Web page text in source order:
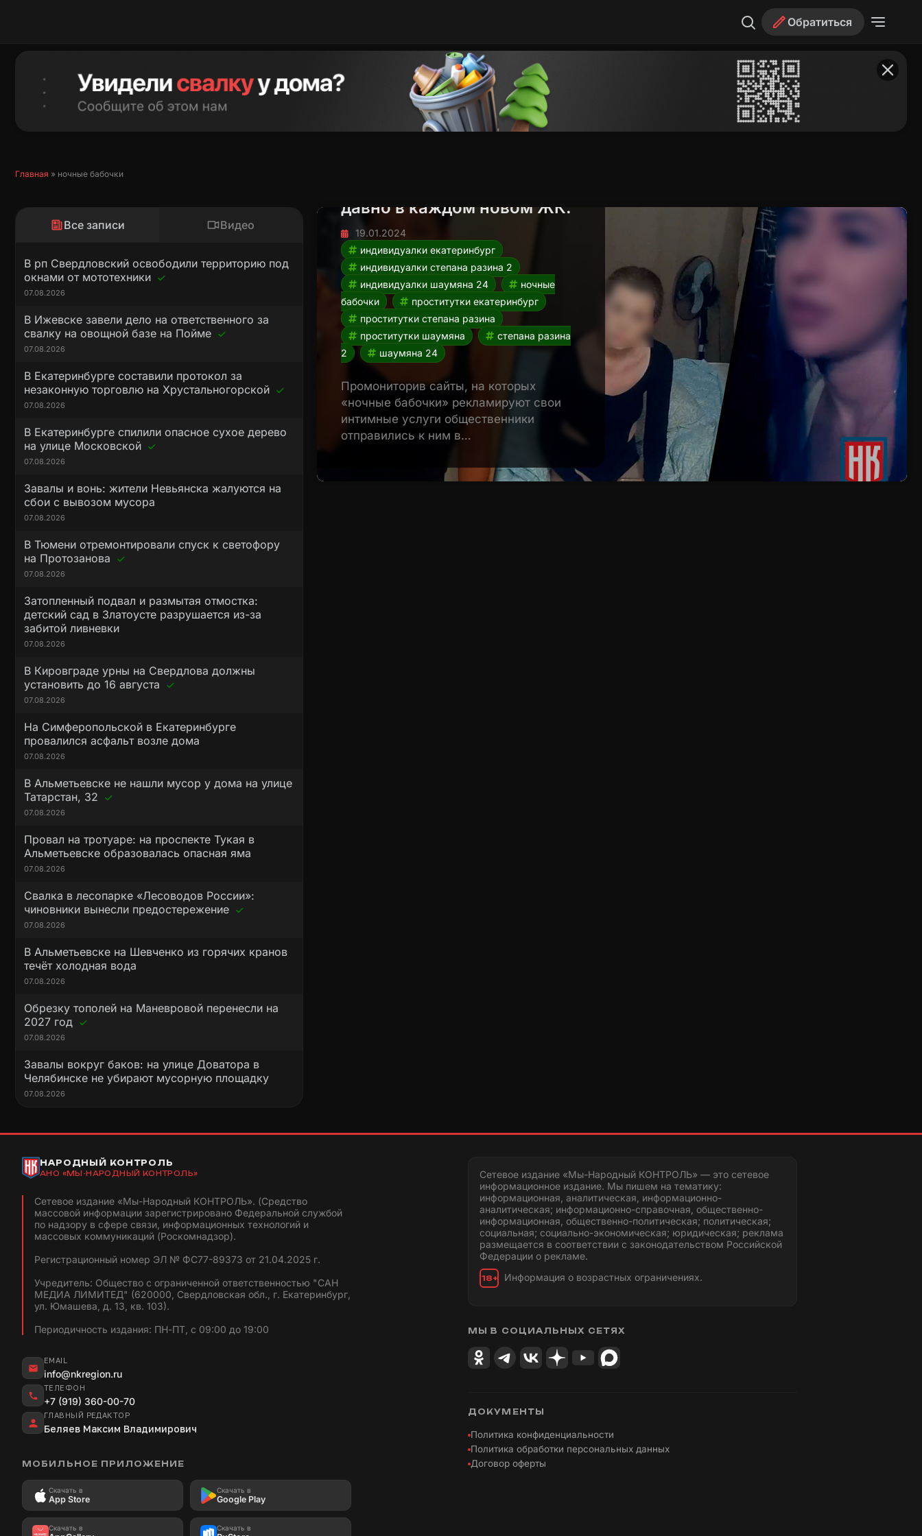
Обратиться
Главная » ночные бабочки
Все записи Видео
В рп Свердловский освободили территорию под
окнами от мототехники
07.08.2026
В Ижевске завели дело на ответственного за
свалку на овощной базе на Пойме
07.08.2026
В Екатеринбурге составили протокол за
незаконную торговлю на Хрустальногорской
07.08.2026
В Екатеринбурге спилили опасное сухое дерево
на улице Московской
07.08.2026
Завалы и вонь: жители Невьянска жалуются на
сбои с вывозом мусора
07.08.2026
В Тюмени отремонтировали спуск к светофору
на Протозанова
07.08.2026
Затопленный подвал и размытая отмостка:
детский сад в Златоусте разрушается из-за
забитой ливневки
07.08.2026
В Кировграде урны на Свердлова должны
установить до 16 августа
07.08.2026
На Симферопольской в Екатеринбурге
провалился асфальт возле дома
07.08.2026
В Альметьевске не нашли мусор у дома на улице
Татарстан, 32
07.08.2026
Провал на тротуаре: на проспекте Тукая в
Альметьевске образовалась опасная яма
07.08.2026
Свалка в лесопарке «Лесоводов России»:
чиновники вынесли предостережение
07.08.2026
В Альметьевске на Шевченко из горячих кранов
течёт холодная вода
07.08.2026
Обрезку тополей на Маневровой перенесли на
2027 год
07.08.2026
Завалы вокруг баков: на улице Доватора в
Челябинске не убирают мусорную площадку
07.08.2026
давно в каждом новом ЖК.
19.01.2024
индивидуалки екатеринбург
индивидуалки степана разина 2
индивидуалки шаумяна 24
ночные
бабочки
проститутки екатеринбург
проститутки степана разина
проститутки шаумяна
степана разина
2
шаумяна 24
Промониторив сайты, на которых
«ночные бабочки» рекламируют свои
интимные услуги общественники
отправились к ним в…
НАРОДНЫЙ КОНТРОЛЬ
АНО «МЫ-НАРОДНЫЙ КОНТРОЛЬ»
Сетевое издание «Мы-Народный КОНТРОЛЬ». (Средство
массовой информации зарегистрировано Федеральной службой
по надзору в сфере связи, информационных технологий и
массовых коммуникаций (Роскомнадзор).
Регистрационный номер ЭЛ № ФС77-89373 от 21.04.2025 г.
Учредитель: Общество с ограниченной ответственностью "САН
МЕДИА ЛИМИТЕД" (620000, Свердловская обл., г. Екатеринбург,
ул. Юмашева, д. 13, кв. 103).
Периодичность издания: ПН-ПТ, с 09:00 до 19:00
EMAIL
info@nkregion.ru
ТЕЛЕФОН
+7 (919) 360-00-70
ГЛАВНЫЙ РЕДАКТОР
Беляев Максим Владимирович
МОБИЛЬНОЕ ПРИЛОЖЕНИЕ
Скачать в
App Store
Скачать в
Google Play
Скачать в Скачать в
Сетевое издание «Мы-Народный КОНТРОЛЬ» — это сетевое
информационное издание. Мы пишем на тематику:
информационная, аналитическая, информационно-
аналитическая; информационно-справочная, общественно-
информационная, общественно-политическая; политическая;
социальная; социально-экономическая; юридическая; реклама
размещается в соответствии с законодательством Российской
Федерации о рекламе.
18+ Информация о возрастных ограничениях.
МЫ В СОЦИАЛЬНЫХ СЕТЯХ
ДОКУМЕНТЫ
Политика конфиденциальности
Политика обработки персональных данных
Договор оферты